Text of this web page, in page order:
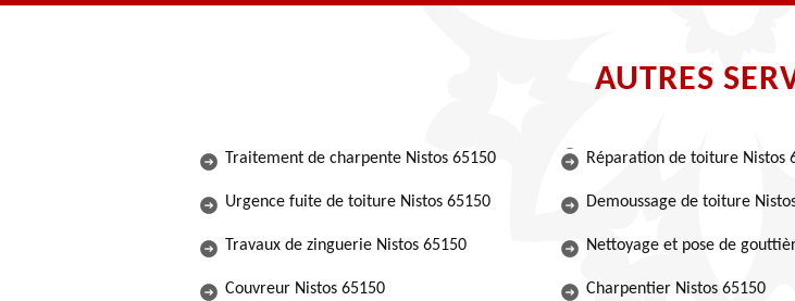
AUTRES
Traitement de charpente Nistos 65150
Urgence fuite de toiture Nistos 65150
Travaux de zinguerie Nistos 65150
Couvreur Nistos 65150
Réparation de toiture Nistos
Demoussage de toiture
Nettoyage et pose de
Charpentier Nistos 65150